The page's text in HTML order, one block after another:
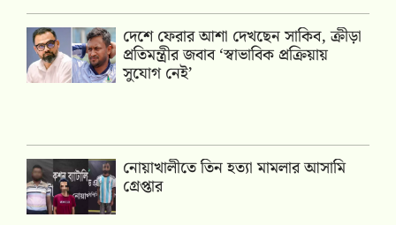
দেশে ফেরার আশা দেখছেন সাকিব, ক্রীড়া
প্রতিমন্ত্রীর জবাব ‘স্বাভাবিক প্রক্রিয়ায়
সুযোগ নেই’
নোয়াখালীতে তিন হত্যা মামলার আসামি
গ্রেপ্তার